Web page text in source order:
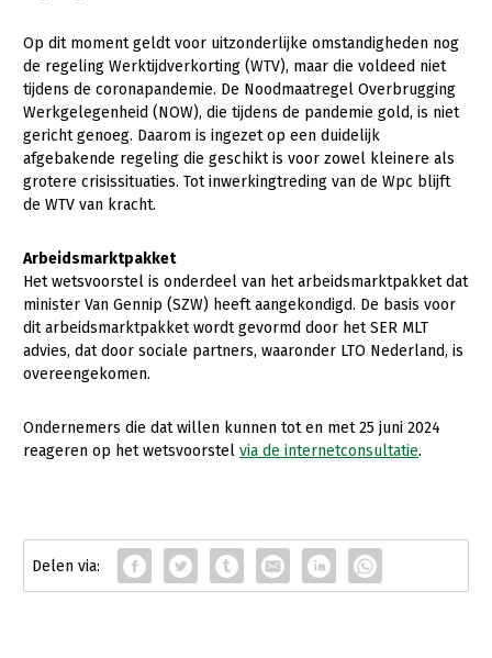
Varkenshouderij
Vleesveehouderij
Vollegrondsgroente
LTO Nederland
Mensen
Bestuur en Directie
Medewerkers
Jaarverslag 2023
Vacatures
Contact
Op dit moment geldt voor uitzonderlijke omstandigheden nog
de regeling Werktijdverkorting (WTV), maar die voldeed niet
tijdens de coronapandemie. De Noodmaatregel Overbrugging
Werkgelegenheid (NOW), die tijdens de pandemie gold, is niet
gericht genoeg. Daarom is ingezet op een duidelijk
afgebakende regeling die geschikt is voor zowel kleinere als
grotere crisissituaties. Tot inwerkingtreding van de Wpc blijft
de WTV van kracht.
Arbeidsmarktpakket
Het wetsvoorstel is onderdeel van het arbeidsmarktpakket dat
minister Van Gennip (SZW) heeft aangekondigd. De basis voor
dit arbeidsmarktpakket wordt gevormd door het SER MLT
advies, dat door sociale partners, waaronder LTO Nederland, is
overeengekomen.
Ondernemers die dat willen kunnen tot en met 25 juni 2024
reageren op het wetsvoorstel via de internetconsultatie.